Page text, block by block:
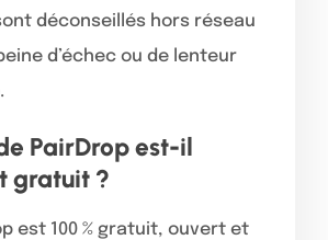
déconseillés hors réseau
d’échec ou de lenteur
PairDrop est-il
gratuit ?
est 100 % gratuit, ouvert et